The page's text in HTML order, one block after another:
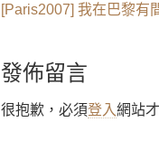
章
覽
Previous
[Paris2007] 我在巴黎有
發佈留言
很抱歉，必須登入網站